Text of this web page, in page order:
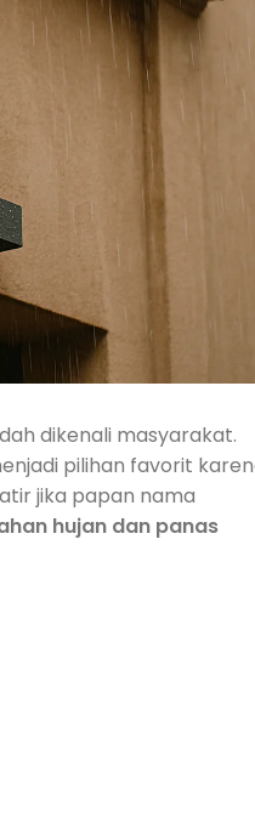
dikenali masyarakat.
pilihan favorit
jika papan nama
hujan dan panas